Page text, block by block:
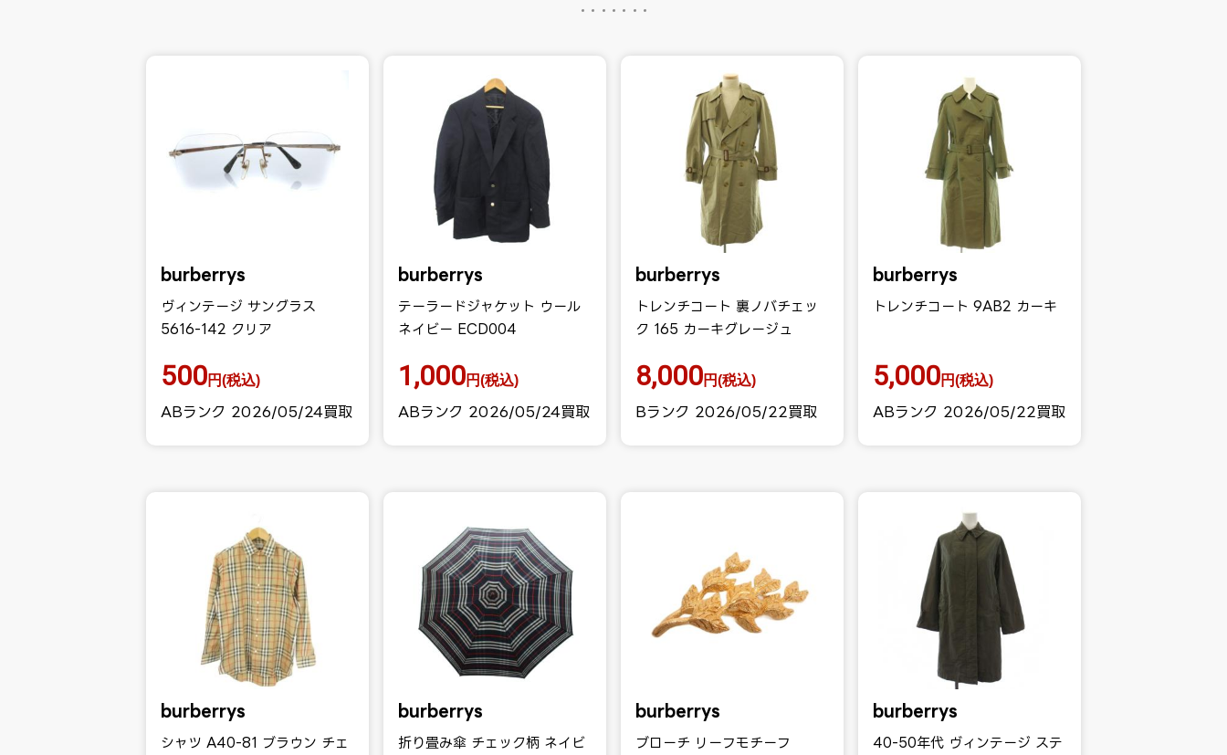
burberrys
ヴィンテージ サングラス
5616-142 クリア
500円(税込)
ABランク 2026/05/24買取
burberrys
テーラードジャケット ウール
ネイビー ECD004
1,000円(税込)
ABランク 2026/05/24買取
burberrys
トレンチコート 裏ノバチェッ
ク 165 カーキグレージュ
8,000円(税込)
Bランク 2026/05/22買取
burberrys
トレンチコート 9AB2 カーキ
5,000円(税込)
ABランク 2026/05/22買取
burberrys
シャツ A40-81 ブラウン チェ
burberrys
折り畳み傘 チェック柄 ネイビ
burberrys
ブローチ リーフモチーフ
burberrys
40-50年代 ヴィンテージ ステ